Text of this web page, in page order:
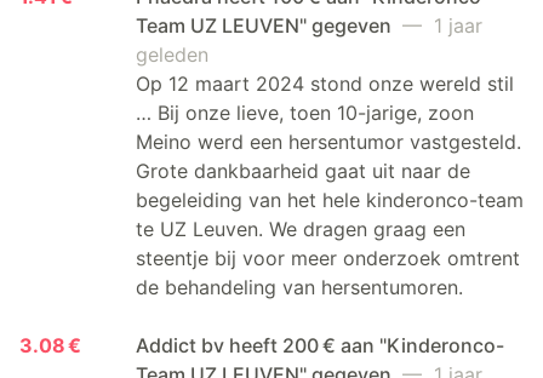
Team UZ LEUVEN" gegeven — 1 jaar
geleden
Op 12 maart 2024 stond onze wereld stil
… Bij onze lieve, toen 10-jarige, zoon
Meino werd een hersentumor vastgesteld.
Grote dankbaarheid gaat uit naar de
begeleiding van het hele kinderonco-team
te UZ Leuven. We dragen graag een
steentje bij voor meer onderzoek omtrent
de behandeling van hersentumoren.
3.08 €
Addict bv heeft 200 € aan "Kinderonco-